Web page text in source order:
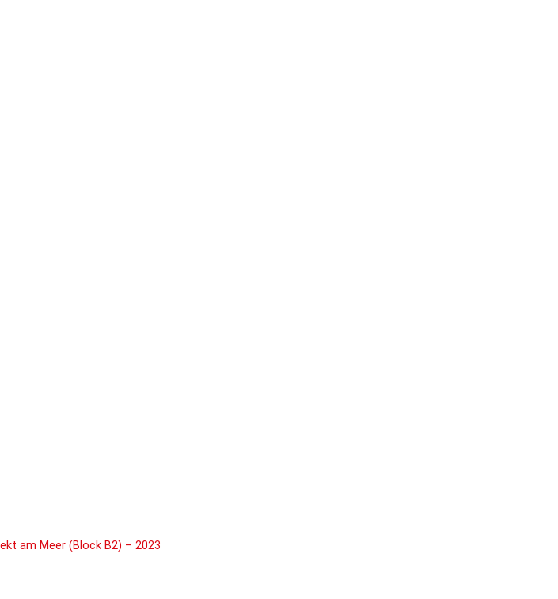
am Meer (Block B2) – 2023